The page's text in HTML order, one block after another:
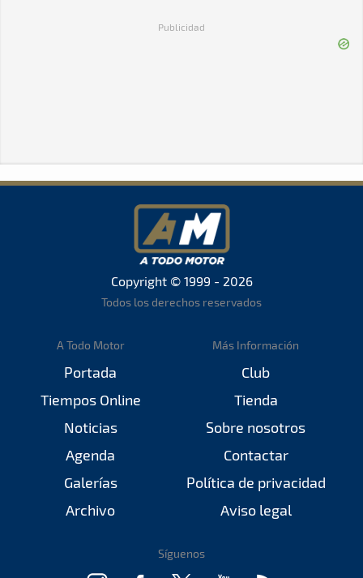
Publicidad
Copyright © 1999 - 2026
Todos los derechos reservados
A Todo Motor
Portada
Tiempos Online
Noticias
Agenda
Galerías
Archivo
Más Información
Club
Tienda
Sobre nosotros
Contactar
Política de privacidad
Aviso legal
Síguenos